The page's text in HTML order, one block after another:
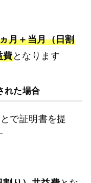
月＋当月（日割
費となります
れた場合
で証明書を提